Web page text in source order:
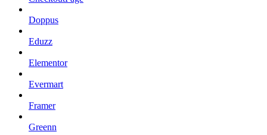
Doppus
Eduzz
Elementor
Evermart
Framer
Greenn